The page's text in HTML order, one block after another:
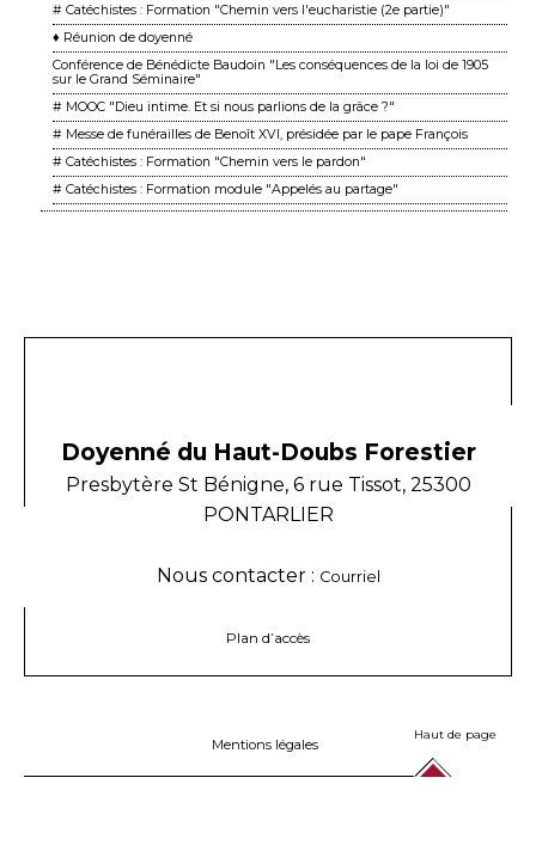
# Catéchistes : Formation "Chemin vers l'eucharistie (2e partie)"
♦ Réunion de doyenné
Conférence de Bénédicte Baudoin "Les conséquences de la loi de 1905
sur le Grand Séminaire"
# MOOC "Dieu intime. Et si nous parlions de la grâce ?"
# Messe de funérailles de Benoît XVI, présidée par le pape François
# Catéchistes : Formation "Chemin vers le pardon"
# Catéchistes : Formation module "Appelés au partage"
Doyenné du Haut-Doubs Forestier
Presbytère St Bénigne, 6 rue Tissot, 25300
PONTARLIER
Nous contacter : Courriel
Plan d’accès
Mentions légales
Haut de page